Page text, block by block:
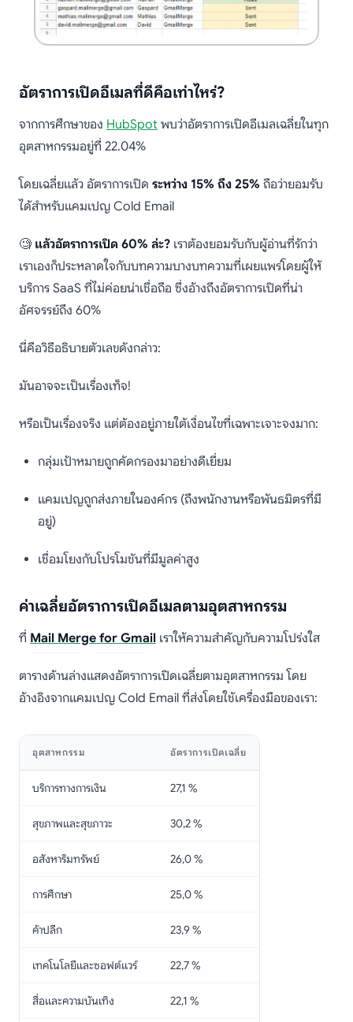
อัตราการเปิดอีเมลที่ดีคือเท่าไหร่?
จากการศึกษาของ HubSpot พบว่าอัตราการเปิดอีเมลเฉลี่ยในทุก
อุตสาหกรรมอยู่ที่ 22.04%
โดยเฉลี่ยแล้ว อัตราการเปิด ระหว่าง 15% ถึง 25% ถือว่ายอมรับ
ได้สำหรับแคมเปญ Cold Email
🧐 แล้วอัตราการเปิด 60% ล่ะ? เราต้องยอมรับกับผู้อ่านที่รักว่า
เราเองก็ประหลาดใจกับบทความบางบทความที่เผยแพร่โดยผู้ให้
บริการ SaaS ที่ไม่ค่อยน่าเชื่อถือ ซึ่งอ้างถึงอัตราการเปิดที่น่า
อัศจรรย์ถึง 60%
นี่คือวิธีอธิบายตัวเลขดังกล่าว:
มันอาจจะเป็นเรื่องเท็จ!
หรือเป็นเรื่องจริง แต่ต้องอยู่ภายใต้เงื่อนไขที่เฉพาะเจาะจงมาก:
กลุ่มเป้าหมายถูกคัดกรองมาอย่างดีเยี่ยม
แคมเปญถูกส่งภายในองค์กร (ถึงพนักงานหรือพันธมิตรที่มี
อยู่)
เชื่อมโยงกับโปรโมชันที่มีมูลค่าสูง
ค่าเฉลี่ยอัตราการเปิดอีเมลตามอุตสาหกรรม
ที่ Mail Merge for Gmail เราให้ความสำคัญกับความโปร่งใส
ตารางด้านล่างแสดงอัตราการเปิดเฉลี่ยตามอุตสาหกรรม โดย
อ้างอิงจากแคมเปญ Cold Email ที่ส่งโดยใช้เครื่องมือของเรา:
อุตสาหกรรม อัตราการเปิดเฉลี่ย
บริการทางการเงิน 27,1 %
สุขภาพและสุขภาวะ 30,2 %
อสังหาริมทรัพย์ 26,0 %
การศึกษา 25,0 %
ค้าปลีก 23,9 %
เทคโนโลยีและซอฟต์แวร์ 22,7 %
สื่อและความบันเทิง 22,1 %